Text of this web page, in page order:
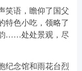
笑语，瞻仰了国父
特色小吃，领略了
……处处景观，尽
纪念馆和雨花台烈